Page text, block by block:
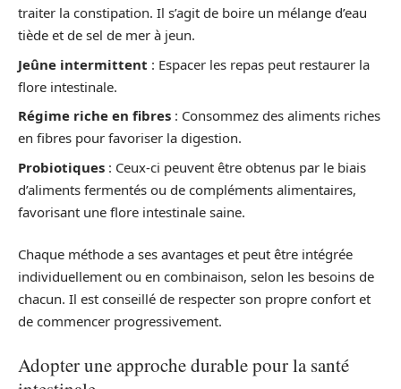
traiter la constipation. Il s’agit de boire un mélange d’eau
tiède et de sel de mer à jeun.
Jeûne intermittent : Espacer les repas peut restaurer la
flore intestinale.
Régime riche en fibres : Consommez des aliments riches
en fibres pour favoriser la digestion.
Probiotiques : Ceux-ci peuvent être obtenus par le biais
d’aliments fermentés ou de compléments alimentaires,
favorisant une flore intestinale saine.
Chaque méthode a ses avantages et peut être intégrée
individuellement ou en combinaison, selon les besoins de
chacun. Il est conseillé de respecter son propre confort et
de commencer progressivement.
Adopter une approche durable pour la santé